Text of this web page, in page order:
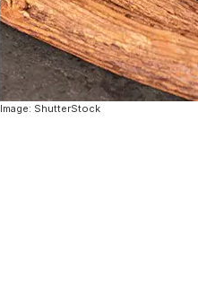
Image: ShutterStock